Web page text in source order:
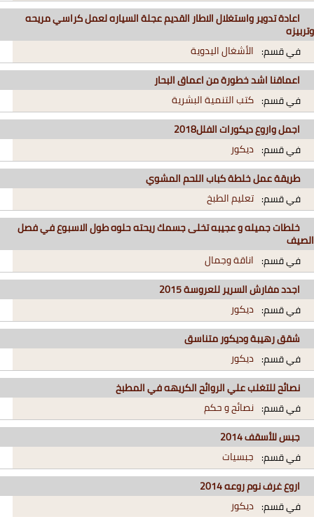
اعادة تدوير واستغلال الاطار القديم عجلة السياره لعمل كراسي مريحه
وتربيزه
في قسم: الأشغال اليدوية
اعماقنا اشد خطورة من اعماق البحار
في قسم: كتب التنمية البشرية
اجمل واروع ديكورات الفلل2018
في قسم: ديكور
طريقة عمل خلطة كباب اللحم المشوي
في قسم: تعليم الطبخ
خلطات جميله و عجيبه تخلى جسمك ريحته حلوه طول الاسبوع في فصل
الصيف
في قسم: اناقة وجمال
اجدد مفارش السرير للعروسة 2015
في قسم: ديكور
شقق رهيبة وديكور متناسق
في قسم: ديكور
نصائح للتغلب علي الروائح الكريهه في المطبخ
في قسم: نصائح و حكم
جبس للأسقف 2014
في قسم: جبسيات
اروع غرف نوم روعه 2014
في قسم: ديكور